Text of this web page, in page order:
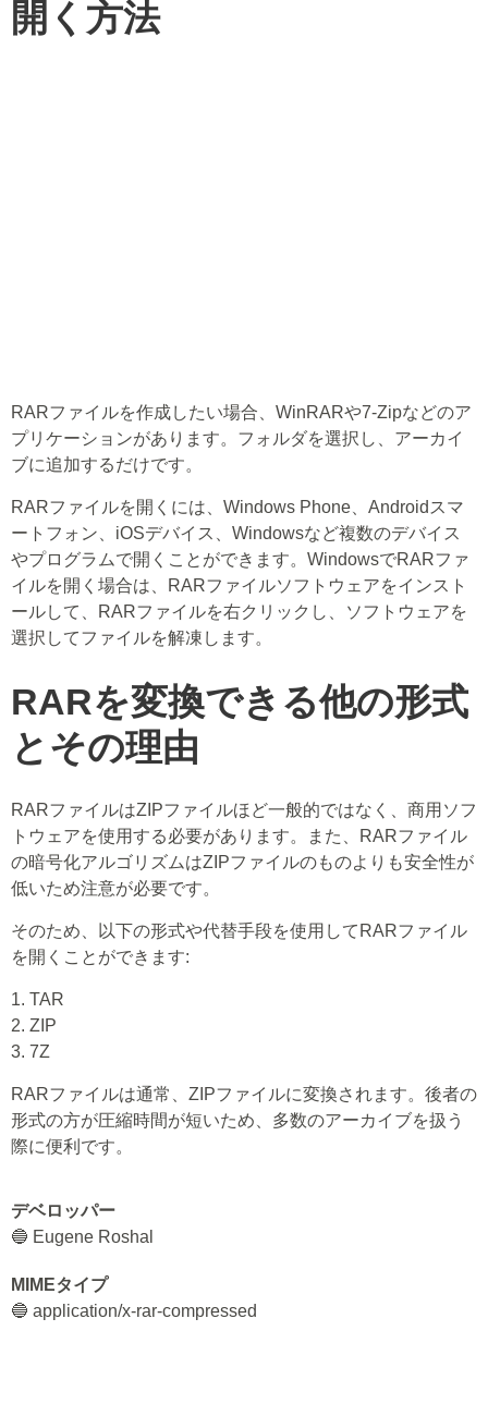
開く方法
RARファイルを作成したい場合、WinRARや7-Zipなどのア
プリケーションがあります。フォルダを選択し、アーカイ
ブに追加するだけです。
RARファイルを開くには、Windows Phone、Androidスマ
ートフォン、iOSデバイス、Windowsなど複数のデバイス
やプログラムで開くことができます。WindowsでRARファ
イルを開く場合は、RARファイルソフトウェアをインスト
ールして、RARファイルを右クリックし、ソフトウェアを
選択してファイルを解凍します。
RARを変換できる他の形式
とその理由
RARファイルはZIPファイルほど一般的ではなく、商用ソフ
トウェアを使用する必要があります。また、RARファイル
の暗号化アルゴリズムはZIPファイルのものよりも安全性が
低いため注意が必要です。
そのため、以下の形式や代替手段を使用してRARファイル
を開くことができます:
1. TAR
2. ZIP
3. 7Z
RARファイルは通常、ZIPファイルに変換されます。後者の
形式の方が圧縮時間が短いため、多数のアーカイブを扱う
際に便利です。
デベロッパー
🔵 Eugene Roshal
MIMEタイプ
🔵 application/x-rar-compressed